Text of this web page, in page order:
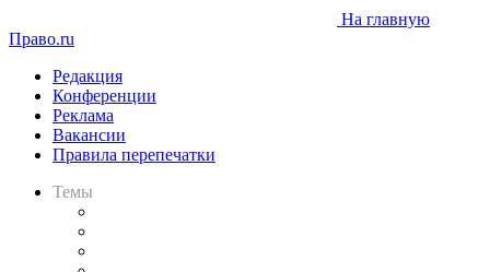
На главную
Право.ru
Редакция
Конференции
Реклама
Вакансии
Правила перепечатки
Темы